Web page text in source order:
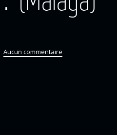
Aucun commentaire